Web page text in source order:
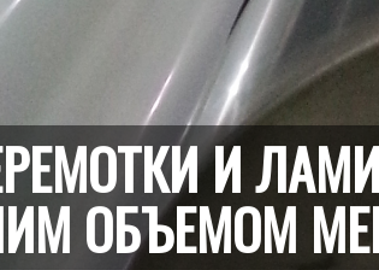
И
ОБЪЕМОМ